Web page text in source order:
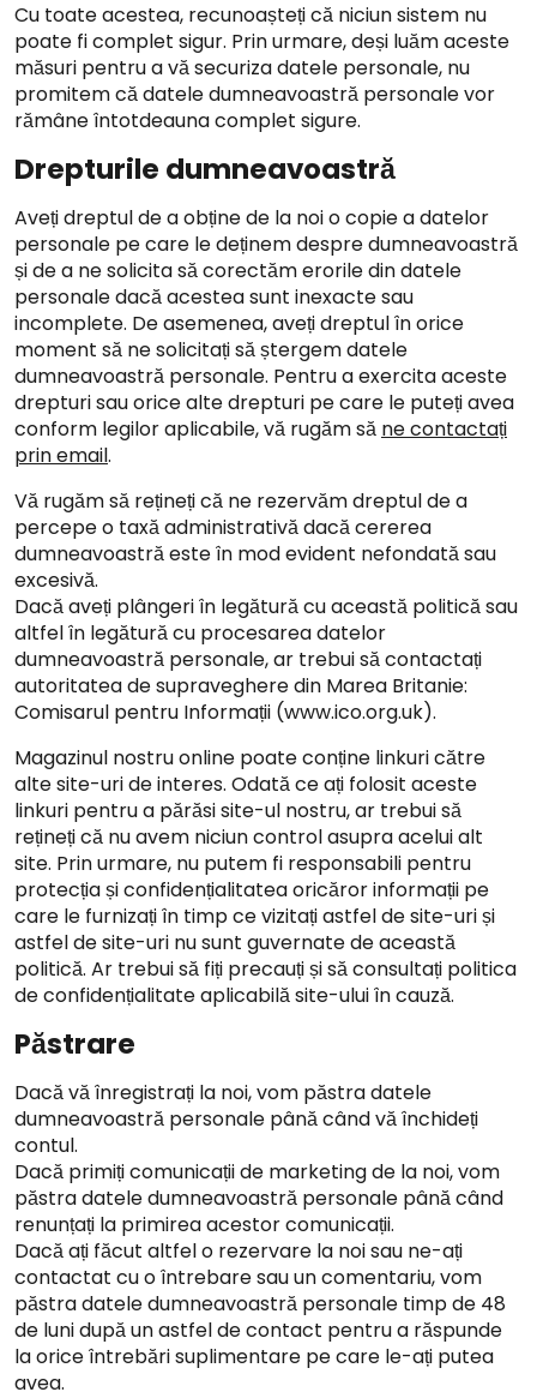
Cu toate acestea, recunoașteți că niciun sistem nu
poate fi complet sigur. Prin urmare, deși luăm aceste
măsuri pentru a vă securiza datele personale, nu
promitem că datele dumneavoastră personale vor
rămâne întotdeauna complet sigure.
Drepturile dumneavoastră
Aveți dreptul de a obține de la noi o copie a datelor
personale pe care le deținem despre dumneavoastră
și de a ne solicita să corectăm erorile din datele
personale dacă acestea sunt inexacte sau
incomplete. De asemenea, aveți dreptul în orice
moment să ne solicitați să ștergem datele
dumneavoastră personale. Pentru a exercita aceste
drepturi sau orice alte drepturi pe care le puteți avea
conform legilor aplicabile, vă rugăm să ne contactați
prin email.
Vă rugăm să rețineți că ne rezervăm dreptul de a
percepe o taxă administrativă dacă cererea
dumneavoastră este în mod evident nefondată sau
excesivă.
Dacă aveți plângeri în legătură cu această politică sau
altfel în legătură cu procesarea datelor
dumneavoastră personale, ar trebui să contactați
autoritatea de supraveghere din Marea Britanie:
Comisarul pentru Informații (www.ico.org.uk).
Magazinul nostru online poate conține linkuri către
alte site-uri de interes. Odată ce ați folosit aceste
linkuri pentru a părăsi site-ul nostru, ar trebui să
rețineți că nu avem niciun control asupra acelui alt
site. Prin urmare, nu putem fi responsabili pentru
protecția și confidențialitatea oricăror informații pe
care le furnizați în timp ce vizitați astfel de site-uri și
astfel de site-uri nu sunt guvernate de această
politică. Ar trebui să fiți precauți și să consultați politica
de confidențialitate aplicabilă site-ului în cauză.
Păstrare
Dacă vă înregistrați la noi, vom păstra datele
dumneavoastră personale până când vă închideți
contul.
Dacă primiți comunicații de marketing de la noi, vom
păstra datele dumneavoastră personale până când
renunțați la primirea acestor comunicații.
Dacă ați făcut altfel o rezervare la noi sau ne-ați
contactat cu o întrebare sau un comentariu, vom
păstra datele dumneavoastră personale timp de 48
de luni după un astfel de contact pentru a răspunde
la orice întrebări suplimentare pe care le-ați putea
avea.